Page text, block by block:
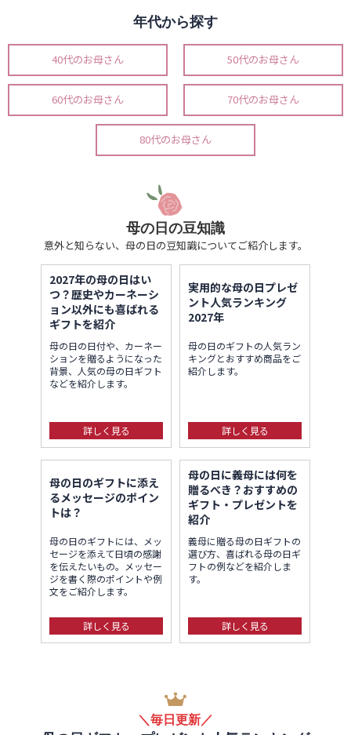
年代から探す
40代のお母さん 50代のお母さん
60代のお母さん 70代のお母さん
80代のお母さん
母の日の豆知識
意外と知らない、母の日の豆知識についてご紹介します。
2027年の母の日はい
つ？歴史やカーネーシ
ョン以外にも喜ばれる
ギフトを紹介
母の日の日付や、カーネー
ションを贈るようになった
背景、人気の母の日ギフト
などを紹介します。
詳しく見る
実用的な母の日プレゼ
ント人気ランキング
2027年
母の日のギフトの人気ラン
キングとおすすめ商品をご
紹介します。
詳しく見る
母の日のギフトに添え
るメッセージのポイン
トは？
母の日のギフトには、メッ
セージを添えて日頃の感謝
を伝えたいもの。メッセー
ジを書く際のポイントや例
文をご紹介します。
詳しく見る
母の日に義母には何を
贈るべき？おすすめの
ギフト・プレゼントを
紹介
義母に贈る母の日ギフトの
選び方、喜ばれる母の日ギ
フトの例などを紹介しま
す。
詳しく見る
＼毎日更新／